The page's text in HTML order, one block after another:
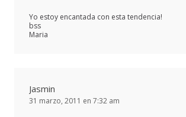
Yo estoy encantada con esta tendencia!
bss
Maria
Jasmin
31 marzo, 2011 en 7:32 am